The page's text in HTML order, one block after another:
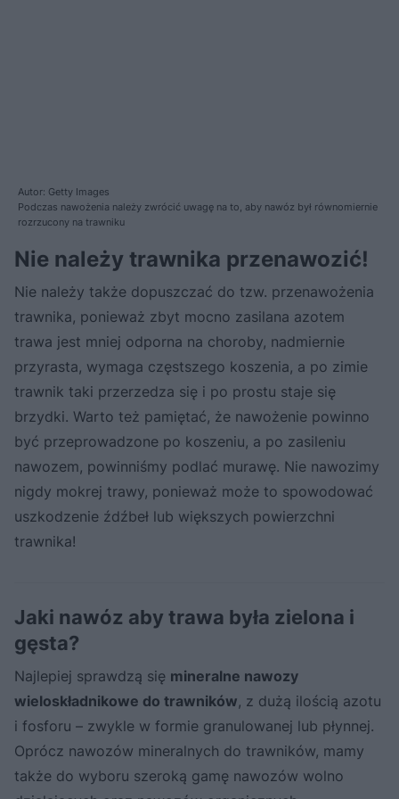
Autor: Getty Images
Podczas nawożenia należy zwrócić uwagę na to, aby nawóz był równomiernie
rozrzucony na trawniku
Nie należy trawnika przenawozić!
Nie należy także dopuszczać do tzw. przenawożenia
trawnika, ponieważ zbyt mocno zasilana azotem
trawa jest mniej odporna na choroby, nadmiernie
przyrasta, wymaga częstszego koszenia, a po zimie
trawnik taki przerzedza się i po prostu staje się
brzydki. Warto też pamiętać, że nawożenie powinno
być przeprowadzone po koszeniu, a po zasileniu
nawozem, powinniśmy podlać murawę. Nie nawozimy
nigdy mokrej trawy, ponieważ może to spowodować
uszkodzenie źdźbeł lub większych powierzchni
trawnika!
Jaki nawóz aby trawa była zielona i
gęsta?
Najlepiej sprawdzą się mineralne nawozy
wieloskładnikowe do trawników, z dużą ilością azotu
i fosforu – zwykle w formie granulowanej lub płynnej.
Oprócz nawozów mineralnych do trawników, mamy
także do wyboru szeroką gamę nawozów wolno